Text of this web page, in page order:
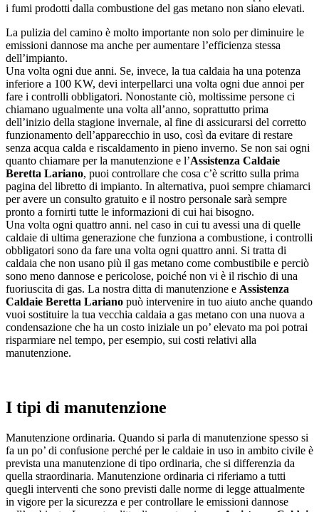
i fumi prodotti dalla combustione del gas metano non siano elevati.
La pulizia del camino è molto importante non solo per diminuire le
emissioni dannose ma anche per aumentare l’efficienza stessa
dell’impianto.
Una volta ogni due anni. Se, invece, la tua caldaia ha una potenza
inferiore a 100 KW, devi interpellarci una volta ogni due annoi per
fare i controlli obbligatori. Nonostante ciò, moltissime persone ci
chiamano ugualmente una volta all’anno, soprattutto prima
dell’inizio della stagione invernale, al fine di assicurarsi del corretto
funzionamento dell’apparecchio in uso, così da evitare di restare
senza acqua calda e riscaldamento in pieno inverno. Se non sai ogni
quanto chiamare per la manutenzione e l’Assistenza Caldaie
Beretta Lariano, puoi controllare che cosa c’è scritto sulla prima
pagina del libretto di impianto. In alternativa, puoi sempre chiamarci
per avere un consulto gratuito e il nostro personale sarà sempre
pronto a fornirti tutte le informazioni di cui hai bisogno.
Una volta ogni quattro anni. nel caso in cui tu avessi una di quelle
caldaie di ultima generazione che funziona a combustione, i controlli
obbligatori sono da fare una volta ogni quattro anni. Si tratta di
caldaia che non usano più il gas metano come combustibile e perciò
sono meno dannose e pericolose, poiché non vi è il rischio di una
fuoriuscita di gas. La nostra ditta di manutenzione e Assistenza
Caldaie Beretta Lariano può intervenire in tuo aiuto anche quando
vuoi sostituire la tua vecchia caldaia a gas metano con una nuova a
condensazione che ha un costo iniziale un po’ elevato ma poi potrai
risparmiare nel tempo, per esempio, sui costi relativi alla
manutenzione.
I tipi di manutenzione
Manutenzione ordinaria. Quando si parla di manutenzione spesso si
fa un po’ di confusione perché per le caldaie in uso in ambito civile è
prevista una manutenzione di tipo ordinaria, che si differenzia da
quella straordinaria. Manutenzione ordinaria ci riferiamo a tutti
quegli interventi che sono previsti dalle norme di legge attualmente
in vigore per la sicurezza e per controllare le emissioni dannose